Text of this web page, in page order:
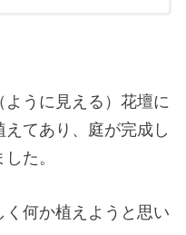
ように見える）花壇に
てあり、庭が完成し
た。
何か植えようと思い